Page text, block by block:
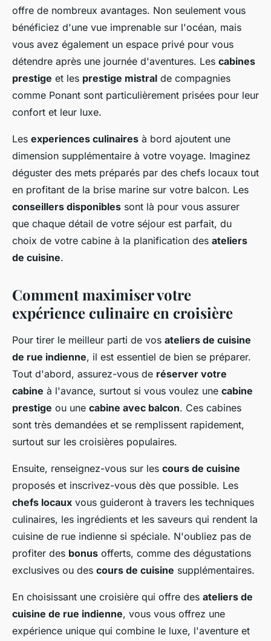
offre de nombreux avantages. Non seulement vous
bénéficiez d'une vue imprenable sur l'océan, mais
vous avez également un espace privé pour vous
détendre après une journée d'aventures. Les cabines
prestige et les prestige mistral de compagnies
comme Ponant sont particulièrement prisées pour leur
confort et leur luxe.
Les experiences culinaires à bord ajoutent une
dimension supplémentaire à votre voyage. Imaginez
déguster des mets préparés par des chefs locaux tout
en profitant de la brise marine sur votre balcon. Les
conseillers disponibles sont là pour vous assurer
que chaque détail de votre séjour est parfait, du
choix de votre cabine à la planification des ateliers
de cuisine.
Comment maximiser votre
expérience culinaire en croisière
Pour tirer le meilleur parti de vos ateliers de cuisine
de rue indienne, il est essentiel de bien se préparer.
Tout d'abord, assurez-vous de réserver votre
cabine à l'avance, surtout si vous voulez une cabine
prestige ou une cabine avec balcon. Ces cabines
sont très demandées et se remplissent rapidement,
surtout sur les croisières populaires.
Ensuite, renseignez-vous sur les cours de cuisine
proposés et inscrivez-vous dès que possible. Les
chefs locaux vous guideront à travers les techniques
culinaires, les ingrédients et les saveurs qui rendent la
cuisine de rue indienne si spéciale. N'oubliez pas de
profiter des bonus offerts, comme des dégustations
exclusives ou des cours de cuisine supplémentaires.
En choisissant une croisière qui offre des ateliers de
cuisine de rue indienne, vous vous offrez une
expérience unique qui combine le luxe, l'aventure et